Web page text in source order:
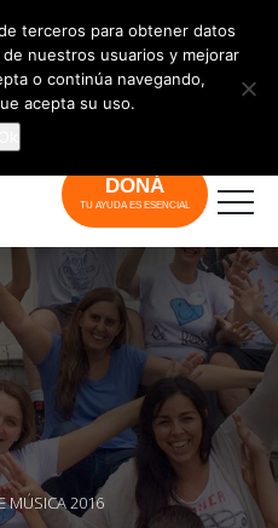
DONÁ
TU AYUDA ES ESENCIAL
MÚSICA 2016
terceros para obtener datos
nuestros usuarios y mejorar
o continúa navegando,
acepta su uso.